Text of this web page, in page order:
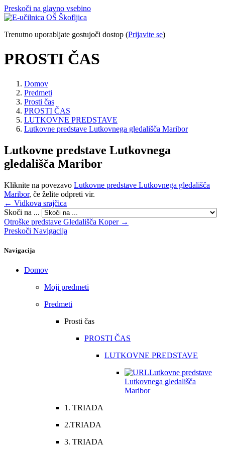
Preskoči na glavno vsebino
Trenutno uporabljate gostujoči dostop (Prijavite se)
PROSTI ČAS
Domov
Predmeti
Prosti čas
PROSTI ČAS
LUTKOVNE PREDSTAVE
Lutkovne predstave Lutkovnega gledališča Maribor
Lutkovne predstave Lutkovnega
gledališča Maribor
Kliknite na povezavo Lutkovne predstave Lutkovnega gledališča
Maribor, če želite odpreti vir.
← Vidkova srajčica
Skoči na ...
Otroške predstave Gledališča Koper →
Preskoči Navigacija
Navigacija
Domov
Moji predmeti
Predmeti
Prosti čas
PROSTI ČAS
LUTKOVNE PREDSTAVE
Lutkovne predstave
Lutkovnega gledališča
Maribor
1. TRIADA
2.TRIADA
3. TRIADA